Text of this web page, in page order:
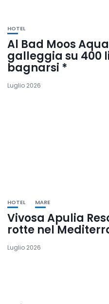
HOTEL
Al Bad Moos
galleggia su 400
bagnarsi *
Luglio 2026
HOTEL MARE
Vivosa Apulia
rotte nel
Luglio 2026